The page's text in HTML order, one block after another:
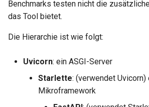
EventSourceResponse and
ServerSentEvent
Security Tools
Benchmarks testen nicht die
das Tool bietet.
Die Hierarchie ist wie folgt:
Uvicorn: ein ASGI-Server
Starlette: (verwendet Uvicorn)
Mikroframework